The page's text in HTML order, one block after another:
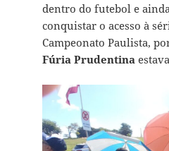
dentro do futebol e
conquistar o acesso à
Campeonato Paulista,
Fúria Prudentina